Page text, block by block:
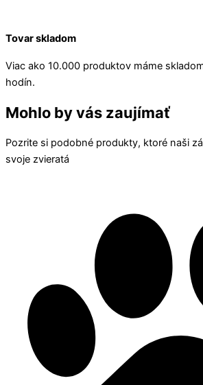
Tovar skladom
Viac ako 10.000 produktov máme
hodín.
Mohlo by vás zaujímať
Pozrite si podobné produkty, ktoré naši
svoje zvieratá